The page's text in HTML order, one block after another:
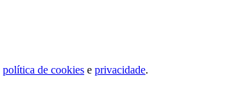
política de cookies e privacidade.